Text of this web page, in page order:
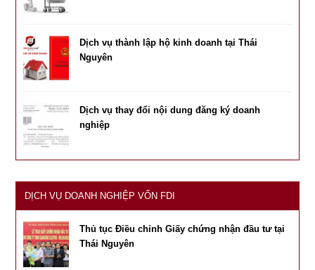
Dịch vụ thành lập hộ kinh doanh tại Thái
Nguyên
Dịch vụ thay đổi nội dung đăng ký doanh
nghiệp
DỊCH VỤ DOANH NGHIỆP VỐN FDI
Thủ tục Điều chỉnh Giấy chứng nhận đầu tư tại
Thái Nguyên